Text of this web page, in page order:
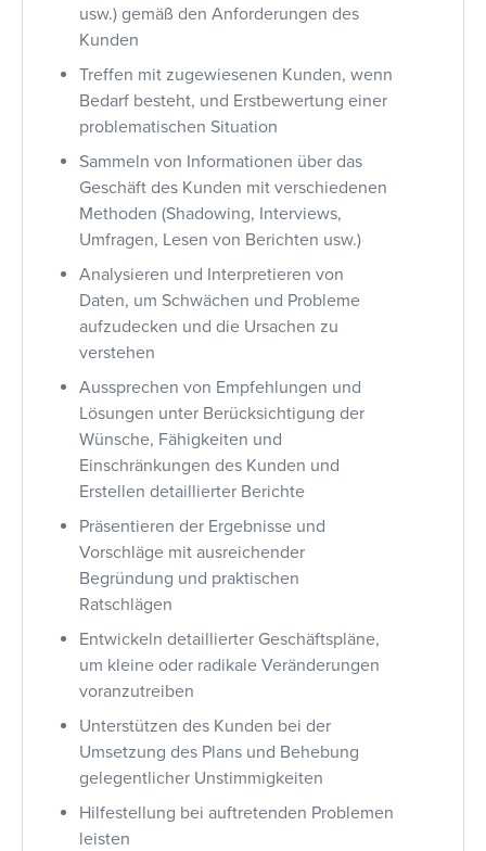
usw.) gemäß den Anforderungen des
Kunden
Treffen mit zugewiesenen Kunden, wenn
Bedarf besteht, und Erstbewertung einer
problematischen Situation
Sammeln von Informationen über das
Geschäft des Kunden mit verschiedenen
Methoden (Shadowing, Interviews,
Umfragen, Lesen von Berichten usw.)
Analysieren und Interpretieren von
Daten, um Schwächen und Probleme
aufzudecken und die Ursachen zu
verstehen
Aussprechen von Empfehlungen und
Lösungen unter Berücksichtigung der
Wünsche, Fähigkeiten und
Einschränkungen des Kunden und
Erstellen detaillierter Berichte
Präsentieren der Ergebnisse und
Vorschläge mit ausreichender
Begründung und praktischen
Ratschlägen
Entwickeln detaillierter Geschäftspläne,
um kleine oder radikale Veränderungen
voranzutreiben
Unterstützen des Kunden bei der
Umsetzung des Plans und Behebung
gelegentlicher Unstimmigkeiten
Hilfestellung bei auftretenden Problemen
leisten